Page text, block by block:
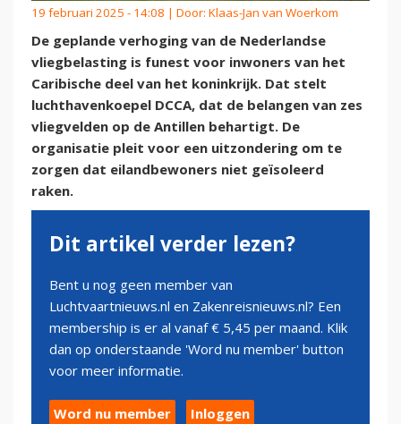
19 februari 2025 - 14:08 | Door: Klaas-Jan van Woerkom
De geplande verhoging van de Nederlandse
vliegbelasting is funest voor inwoners van het
Caribische deel van het koninkrijk. Dat stelt
luchthavenkoepel DCCA, dat de belangen van zes
vliegvelden op de Antillen behartigt. De
organisatie pleit voor een uitzondering om te
zorgen dat eilandbewoners niet geïsoleerd
raken.
Dit artikel verder lezen?
Bent u nog geen member van
Luchtvaartnieuws.nl en Zakenreisnieuws.nl? Een
membership is er al vanaf € 5,45 per maand. Klik
dan op onderstaande 'Word nu member' button
voor meer informatie.
Word nu member Inloggen